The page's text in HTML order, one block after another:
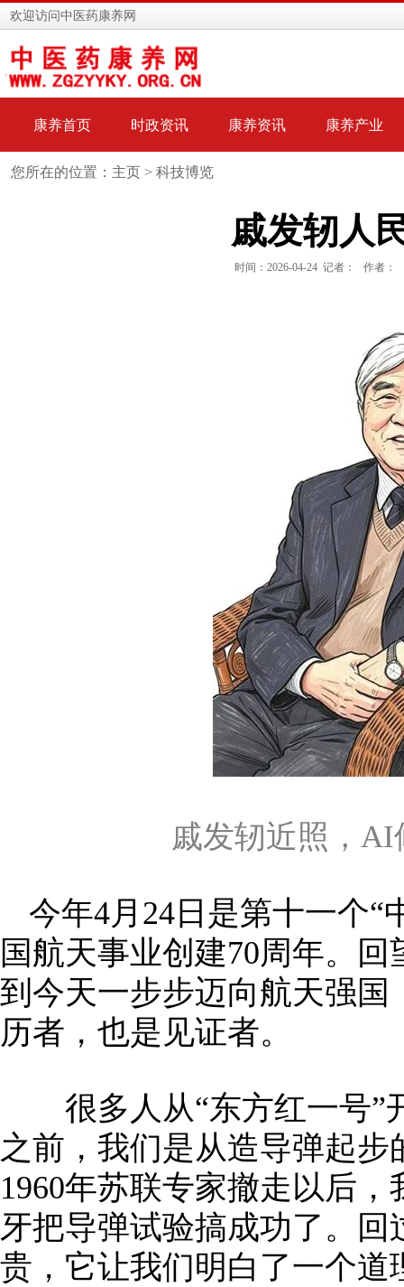
欢迎访问中医药康养网
康养首页 时政资讯 康养资讯 康养产业
您所在的位置：主页 > 科技博览
戚发轫人
时间：2026-04-24 记者： 作者：
戚发轫近照，
今年4月24日是第十一个“
国航天事业创建70周年。
到今天一步步迈向航天强
历者，也是见证者。
很多人从“东方红一号”
之前，我们是从造导弹起
1960年苏联专家撤走以后
牙把导弹试验搞成功了。
贵，它让我们明白了一个